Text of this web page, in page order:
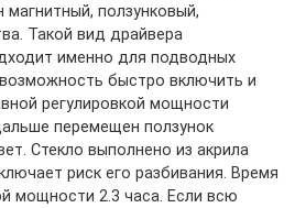
магнитный, ползунковый,
Такой вид драйвера
именно для подводных
быстро включить и
регулировкой мощности
перемещен ползунок
Стекло выполнено из акрила
риск его разбивания. Время
мощности 2.3 часа. Если всю